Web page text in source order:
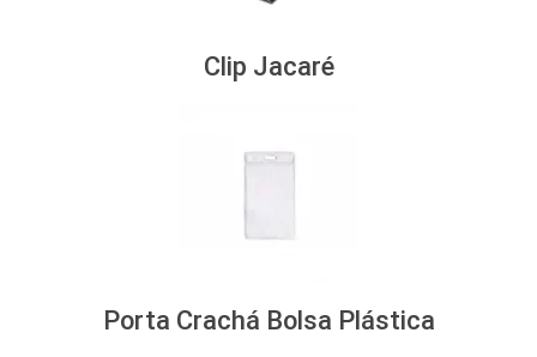
Clip Jacaré
Porta Crachá Bolsa Plástica